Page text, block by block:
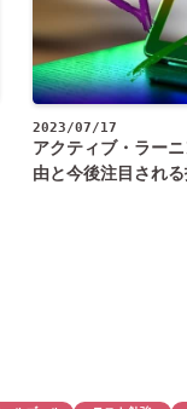
2023/07/17
アクティブ・ラー
由と今後注目され